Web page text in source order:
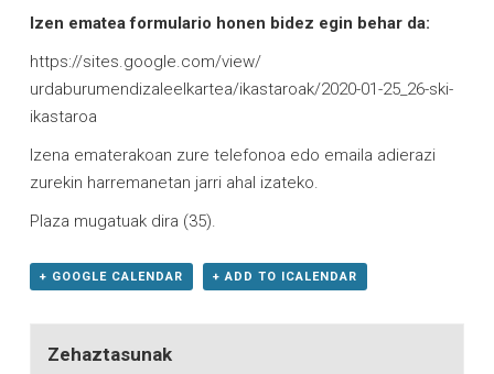
Izen ematea formulario honen bidez egin behar da:
https://sites.google.com/view/
urdaburumendizaleelkartea/ikastaroak/2020-01-25_26-ski-
ikastaroa
Izena ematerakoan zure telefonoa edo emaila adierazi
zurekin harremanetan jarri ahal izateko.
Plaza mugatuak dira (35).
+ GOOGLE CALENDAR + ADD TO ICALENDAR
Zehaztasunak